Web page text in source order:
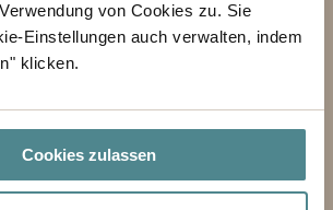
von Cookies zu. Sie
Einstellungen auch verwalten, indem
klicken.
Cookies zulassen